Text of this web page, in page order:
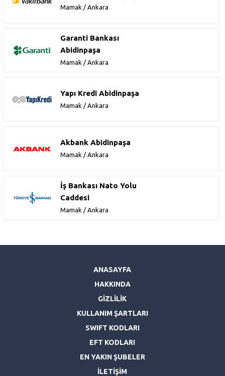
Mamak / Ankara
Garanti Bankası
Abidinpaşa
Mamak / Ankara
Yapı Kredi Abidinpaşa
Mamak / Ankara
Akbank Abidinpaşa
Mamak / Ankara
İş Bankası Nato Yolu
Caddesi
Mamak / Ankara
ANASAYFA
HAKKINDA
GİZLİLİK
KULLANIM ŞARTLARI
SWIFT KODLARI
EFT KODLARI
EN YAKIN ŞUBELER
İLETİŞİM